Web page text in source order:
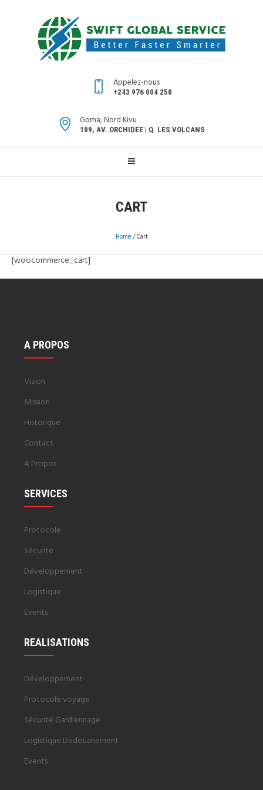
Appelez-nous
+243 976 004 250
Goma, Nord Kivu
109, AV. ORCHIDEE | Q. LES VOLCANS
CART
Home/Cart
[woocommerce_cart]
A PROPOS
Vision
Mission
Historique
Contact
A Propos
SERVICES
Protocole
Sécurité
Développement
Logistique
Events
REALISATIONS
Développement
Protocole voyage
Sécurité Gardiennage
Logistique Dedouanement
Events